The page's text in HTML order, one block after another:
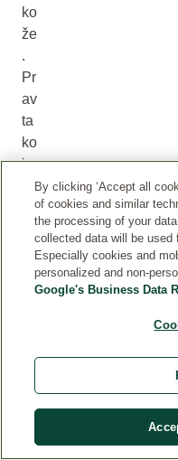
ko
že
.
Pr
av
ta
ko
iz
bo
ljš
vn
ok
By clicking ‘Accept all
of cookies and similar
the processing of your
collected data will be used
Especially cookies and
personalized and non-
Google's Business Data